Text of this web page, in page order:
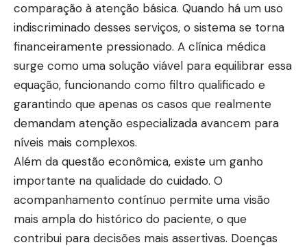
comparação à atenção básica. Quando há um uso
indiscriminado desses serviços, o sistema se torna
financeiramente pressionado. A clínica médica
surge como uma solução viável para equilibrar essa
equação, funcionando como filtro qualificado e
garantindo que apenas os casos que realmente
demandam atenção especializada avancem para
níveis mais complexos.
Além da questão econômica, existe um ganho
importante na qualidade do cuidado. O
acompanhamento contínuo permite uma visão
mais ampla do histórico do paciente, o que
contribui para decisões mais assertivas. Doenças